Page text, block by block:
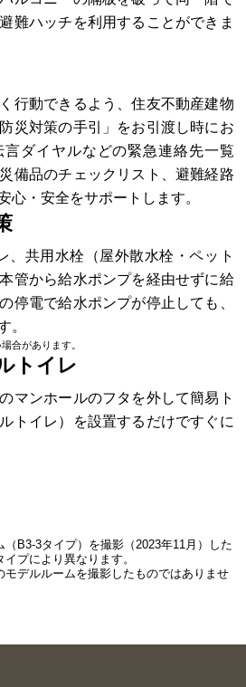
難ハッチを利用することができま
行動できるよう、住友不動産建物
災対策の手引」をお引渡し時にお
ダイヤルなどの緊急連絡先一覧
備品のチェックリスト、避難経路
心・安全をサポートします。
、共用水栓（屋外散水栓・ペット
管から給水ポンプを経由せずに給
停電で給水ポンプが停止しても、
。
合があります。
トイレ
マンホールのフタを外して簡易ト
トイレ）を設置するだけですぐに
B3-3タイプ）を撮影（2023年11月）した
プにより異なります。
デルルームを撮影したものではありませ